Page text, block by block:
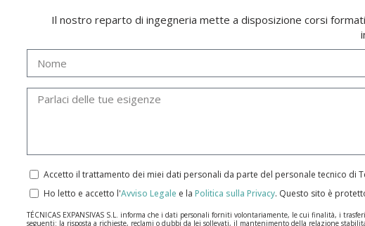
Il nostro reparto di ingegneria mette a disposizione corsi
Accetto il trattamento dei miei dati personali da parte del personale tecnico di
Ho letto e accetto l'Avviso Legale e la Politica sulla Privacy. Questo sito è
TÉCNICAS EXPANSIVAS S.L. informa che i dati personali forniti volontariamente, le cui finalità, i
seguenti: la risposta a richieste, reclami o dubbi da lei sollevati, il mantenimento della relazione